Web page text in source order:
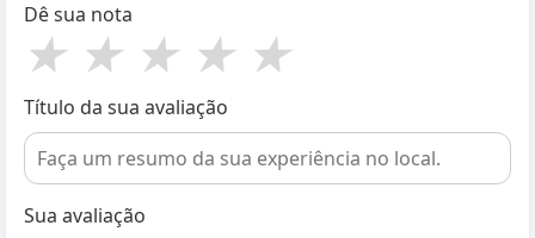
Dê sua nota
★ ★ ★ ★ ★
Título da sua avaliação
Sua avaliação